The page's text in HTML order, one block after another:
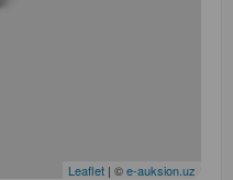
Leaflet | ©e-auksion.uz